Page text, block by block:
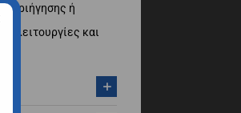
ή
λειτουργίες και